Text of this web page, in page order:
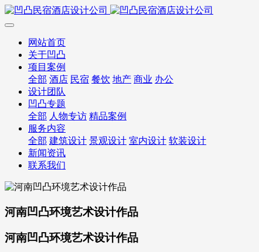
网站首页
关于凹凸
项目案例
全部 酒店 民宿 餐饮 地产 商业 办公
设计团队
凹凸专题
全部 人物专访 精品案例
服务内容
全部 建筑设计 景观设计 室内设计 软装设计
新闻资讯
联系我们
河南凹凸环境艺术设计作品
河南凹凸环境艺术设计作品